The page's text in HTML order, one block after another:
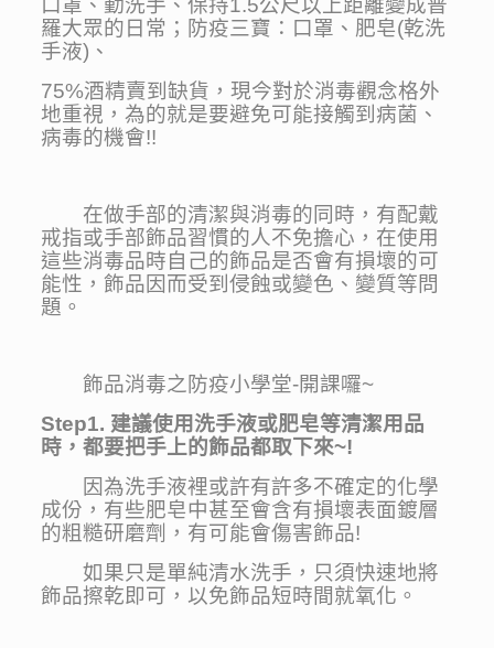
口罩、勤洗手、保持1.5公尺以上距離變成普
羅大眾的日常；防疫三寶：口罩、肥皂(乾洗
手液)、
75%酒精賣到缺貨，現今對於消毒觀念格外
地重視，為的就是要避免可能接觸到病菌、
病毒的機會!!
在做手部的清潔與消毒的同時，有配戴
戒指或手部飾品習慣的人不免擔心，在使用
這些消毒品時自己的飾品是否會有損壞的可
能性，飾品因而受到侵蝕或變色、變質等問
題。
飾品消毒之防疫小學堂-開課囉~
Step1. 建議使用洗手液或肥皂等清潔用品
時，都要把手上的飾品都取下來~!
因為洗手液裡或許有許多不確定的化學
成份，有些肥皂中甚至會含有損壞表面鍍層
的粗糙研磨劑，有可能會傷害飾品!
如果只是單純清水洗手，只須快速地將
飾品擦乾即可，以免飾品短時間就氧化。